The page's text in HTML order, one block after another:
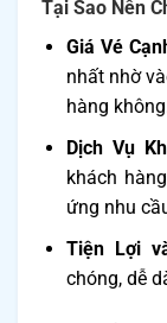
Tại Sao Nên
Giá Vé
nhất nhờ
hàng
Dịch Vụ
khách
ứng nhu
Tiện Lợi
chóng, dễ